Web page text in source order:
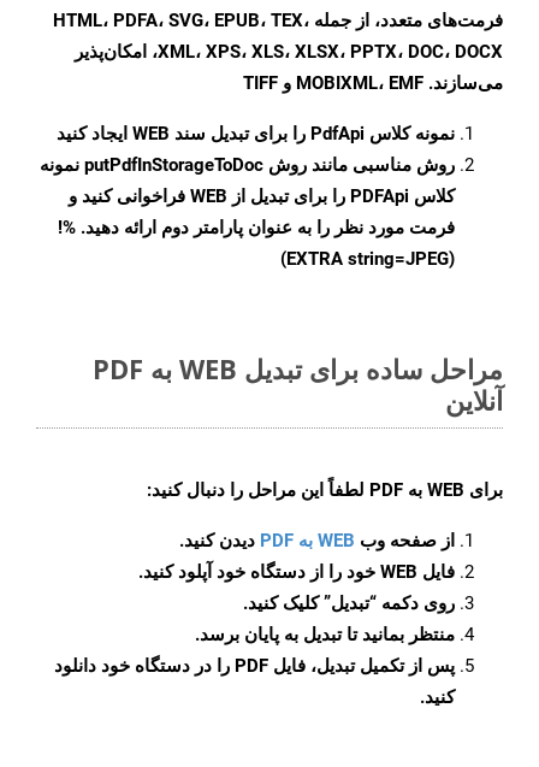
فرمت‌های متعدد، از جمله HTML، PDFA، SVG، EPUB، TEX،
XML، XPS، XLS، XLSX، PPTX، DOC، DOCX، امکان‌پذیر
می‌سازند. MOBIXML، EMF و TIFF
نمونه کلاس PdfApi را برای تبدیل سند WEB ایجاد کنید
روش مناسبی مانند روش putPdfInStorageToDoc نمونه
کلاس PDFApi را برای تبدیل از WEB فراخوانی کنید و
فرمت مورد نظر را به عنوان پارامتر دوم ارائه دهید. %!
(EXTRA string=JPEG)
مراحل ساده برای تبدیل WEB به PDF
آنلاین
برای WEB به PDF لطفاً این مراحل را دنبال کنید:
از صفحه وب WEB به PDF
دیدن کنید.
فایل WEB خود را از دستگاه خود آپلود کنید.
روی دکمه “تبدیل”کلیک کنید.
منتظر بمانید تا تبدیل به پایان برسد.
پس از تکمیل تبدیل، فایل PDF را در دستگاه خود دانلود
کنید.